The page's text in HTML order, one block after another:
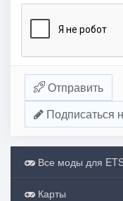
Отправить
Подписаться
Все моды для
Карты